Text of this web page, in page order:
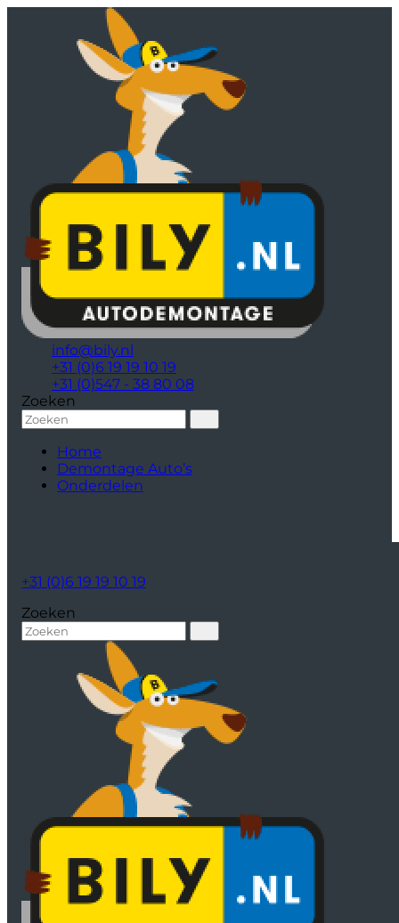
info@bily.nl
+31 (0)6 19 19 10 19
+31 (0)547 - 38 80 08
Zoeken
Home
Demontage Auto’s
Onderdelen
+31 (0)6 19 19 10 19
Zoeken